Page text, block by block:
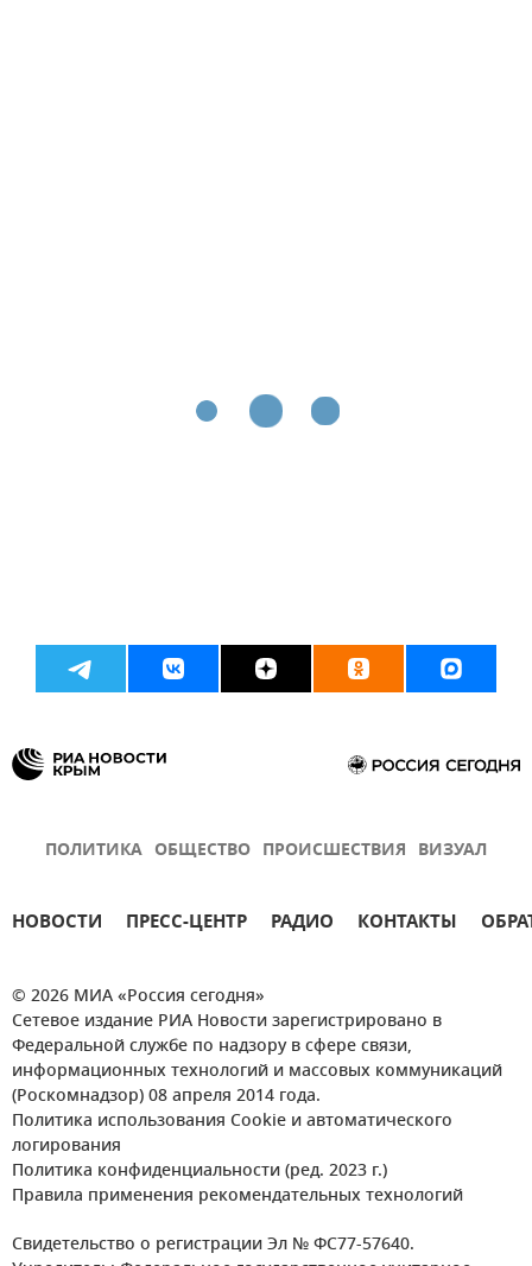
ПОЛИТИКА ОБЩЕСТВО ПРОИСШЕСТВИЯ ВИЗУАЛ
НОВОСТИ ПРЕСС-ЦЕНТР РАДИО КОНТАКТЫ
© 2026 МИА «Россия сегодня»
Сетевое издание РИА Новости зарегистрировано в
Федеральной службе по надзору в сфере связи,
информационных технологий и массовых коммуникаций
(Роскомнадзор) 08 апреля 2014 года.
Политика использования Cookie и автоматического
логирования
Политика конфиденциальности (ред. 2023 г.)
Правила применения рекомендательных технологий
Свидетельство о регистрации Эл № ФС77-57640.